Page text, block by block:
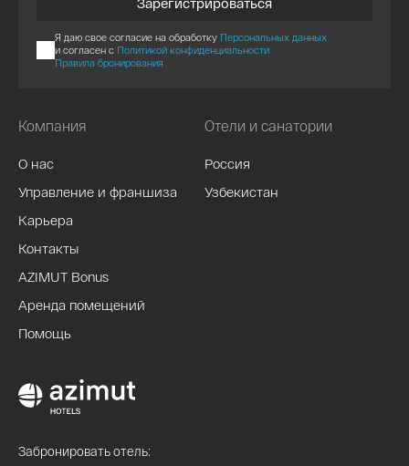
Компания
О нас
Управление и франшиза
Карьера
Контакты
AZIMUT Bonus
Аренда помещений
Помощь
Отели и санатории
Россия
Узбекистан
Я даю свое согласие на обработку Персональных данных
и согласен с Политикой конфиденциальности
Правила бронирования
Забронировать отель: